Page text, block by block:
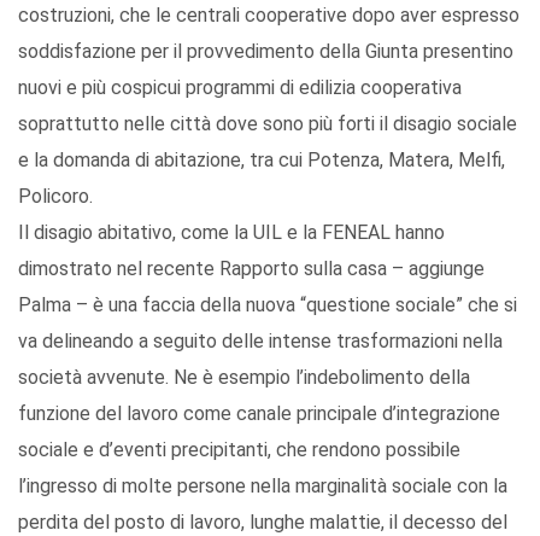
costruzioni, che le centrali cooperative dopo aver espresso
soddisfazione per il provvedimento della Giunta presentino
nuovi e più cospicui programmi di edilizia cooperativa
soprattutto nelle città dove sono più forti il disagio sociale
e la domanda di abitazione, tra cui Potenza, Matera, Melfi,
Policoro.
Il disagio abitativo, come la UIL e la FENEAL hanno
dimostrato nel recente Rapporto sulla casa – aggiunge
Palma – è una faccia della nuova “questione sociale” che si
va delineando a seguito delle intense trasformazioni nella
società avvenute. Ne è esempio l’indebolimento della
funzione del lavoro come canale principale d’integrazione
sociale e d’eventi precipitanti, che rendono possibile
l’ingresso di molte persone nella marginalità sociale con la
perdita del posto di lavoro, lunghe malattie, il decesso del